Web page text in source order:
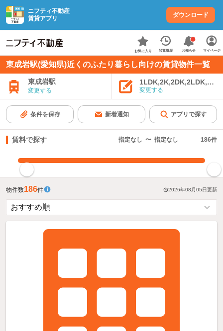
ニフティ不動産
賃貸アプリ
ダウンロード
お気に入り 閲覧履歴 お知らせ マイページ
東成岩駅(愛知県)近くのふたり暮らし向けの賃貸物件一覧
東成岩駅
変更する 変更する
条件を保存 新着通知 アプリで探す
賃料で探す 指定なし 〜 指定なし 186件
物件数186件 2026年08月05日更新